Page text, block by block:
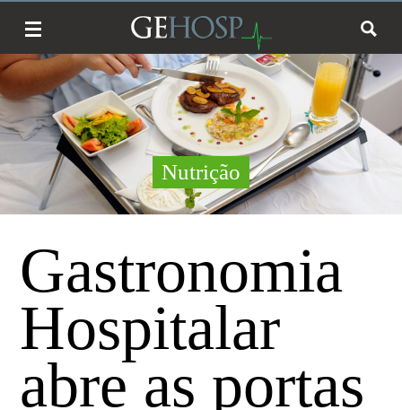
Nutrição
Gastronomia
Hospitalar
abre as portas